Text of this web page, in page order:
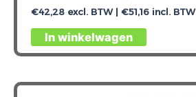
€42,28excl. BTW | €51,16incl. BTW
In winkelwagen